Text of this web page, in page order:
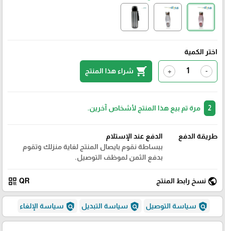
اختر الكمية
-
+
shopping_cart شراء هذا المنتج
مرة تم بيع هذا المنتج لأشخاص آخرين.
طريقة الدفع
الدفع عند الإستلام
ببساطة نقوم بايصال المنتج لغاية منزلك وتقوم
بدفع الثمن لموظف التوصيل.
public نسخ رابط المنتج QR
qr_code
policy سياسة التوصيل policy سياسة التبديل policy سياسة الإلغاء